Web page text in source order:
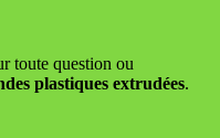
toute question ou
plastiques extrudées.